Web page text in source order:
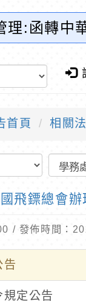
理:函轉中
首頁 相關
飛鏢總會
/ 發佈時間：
告
定公告